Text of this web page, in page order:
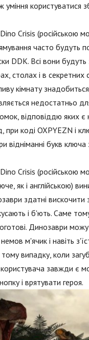
уміння користуватися
Crisis (російською
часто будуть
DDK. Всі вони
столах і в секретних
кімнату
недостатньо
відповіддю яких є
при коді OXPYEZN і
відніманні букв ключа
Crisis (російською
як і англійською)
здатні вискочити
і б'ють. Саме
Динозаври
м'ячик і навіть
тому випадку, коли
завжди є
і врятувати героя.